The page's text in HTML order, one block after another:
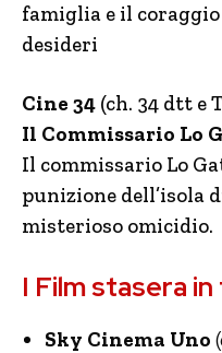
famiglia e il
desideri
Cine 34 (ch. 34 dtt e
Il Commissario Lo
Il commissario Lo
punizione dell’isola
misterioso omicidio.
I Film stasera
Sky Cinema Uno